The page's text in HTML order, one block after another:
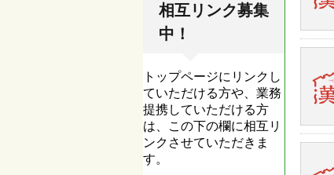
相互リンク募集
中！
トップページにリンクし
ていただける方や、業務
提携していただける方
は、この下の欄に相互リ
ンクさせていただきま
す。